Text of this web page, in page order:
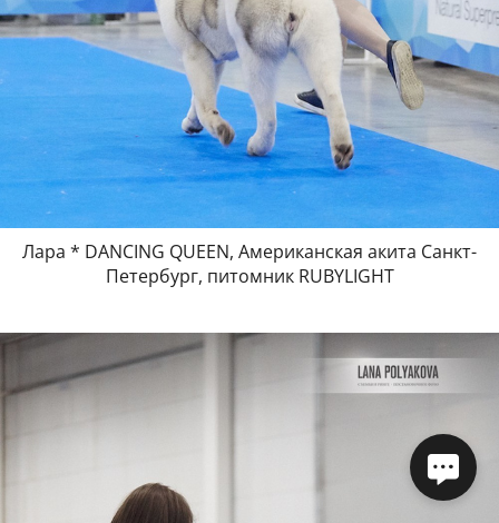
Лара * DANCING QUEEN, Американская акита Санкт-
Петербург, питомник RUBYLIGHT